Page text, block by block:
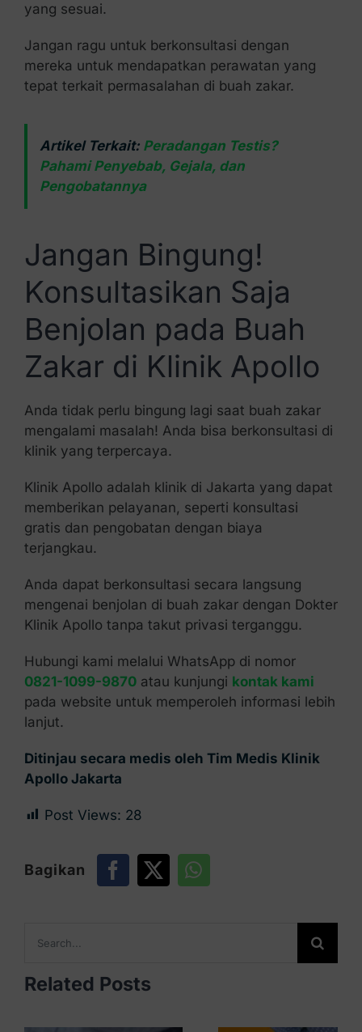
yang sesuai.
Jangan ragu untuk berkonsultasi dengan
mereka untuk mendapatkan perawatan yang
tepat terkait permasalahan di buah zakar.
Artikel Terkait: Peradangan Testis?
Pahami Penyebab, Gejala, dan
Pengobatannya
Jangan Bingung!
Konsultasikan Saja
Benjolan pada Buah
Zakar di Klinik Apollo
Anda tidak perlu bingung lagi saat buah zakar
mengalami masalah! Anda bisa berkonsultasi di
klinik yang terpercaya.
Klinik Apollo adalah klinik di Jakarta yang dapat
memberikan pelayanan, seperti konsultasi
gratis dan pengobatan dengan biaya
terjangkau.
Anda dapat berkonsultasi secara langsung
mengenai benjolan di buah zakar dengan Dokter
Klinik Apollo tanpa takut privasi terganggu.
Hubungi kami melalui WhatsApp di nomor
0821-1099-9870atau kunjungi kontak kami
pada website untuk memperoleh informasi lebih
lanjut.
Ditinjau secara medis oleh Tim Medis Klinik
Apollo Jakarta
Post Views: 28
Bagikan
for:
Related Posts